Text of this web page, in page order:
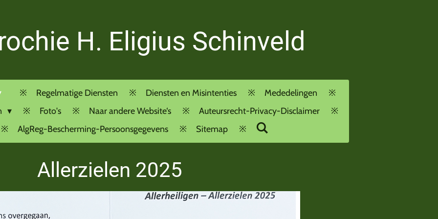
H. Eligius Schinveld
Regelmatige Diensten Diensten en Misintenties
Mededelingen
Foto's Naar andere Website‘s
Auteursrecht-Privacy-Disclaimer
AlgReg-Bescherming-Persoonsgegevens Sitemap
Allerzielen 2025